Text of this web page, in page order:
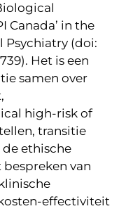
Canada’ in the
(doi:
Het is een
samen over
high-risk of
transitie
de ethische
van
effectiviteit